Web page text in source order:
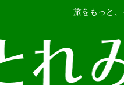
旅をもっと、